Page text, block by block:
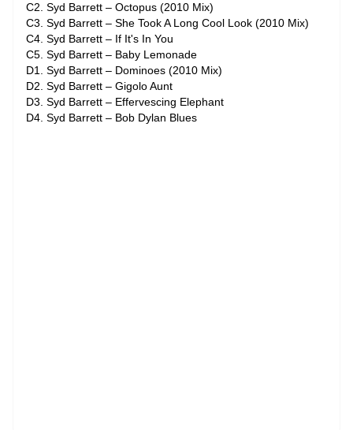
C2. Syd Barrett – Octopus (2010 Mix)
C3. Syd Barrett – She Took A Long Cool Look (2010 Mix)
C4. Syd Barrett – If It's In You
C5. Syd Barrett – Baby Lemonade
D1. Syd Barrett – Dominoes (2010 Mix)
D2. Syd Barrett – Gigolo Aunt
D3. Syd Barrett – Effervescing Elephant
D4. Syd Barrett – Bob Dylan Blues